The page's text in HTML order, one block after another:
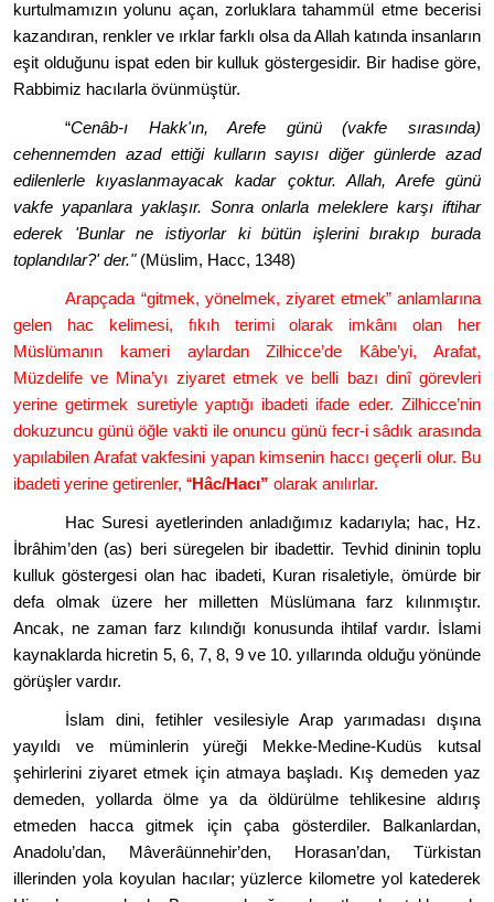
kurtulmamızın yolunu açan, zorluklara tahammül etme becerisi
kazandıran, renkler ve ırklar farklı olsa da Allah katında insanların
eşit olduğunu ispat eden bir kulluk göstergesidir. Bir hadise göre,
Rabbimiz hacılarla övünmüştür.
“Cenâb-ı Hakk'ın, Arefe günü (vakfe sırasında)
cehennemden azad ettiği kulların sayısı diğer günlerde azad
edilenlerle kıyaslanmayacak kadar çoktur. Allah, Arefe günü
vakfe yapanlara yaklaşır. Sonra onlarla meleklere karşı iftihar
ederek 'Bunlar ne istiyorlar ki bütün işlerini bırakıp burada
toplandılar?' der."(Müslim, Hacc, 1348)
Arapçada “gitmek, yönelmek, ziyaret etmek” anlamlarına
gelen hac kelimesi, fıkıh terimi olarak imkânı olan her
Müslümanın kameri aylardan Zilhicce’de Kâbe’yi, Arafat,
Müzdelife ve Mina’yı ziyaret etmek ve belli bazı dinî görevleri
yerine getirmek suretiyle yaptığı ibadeti ifade eder. Zilhicce’nin
dokuzuncu günü öğle vakti ile onuncu günü fecr-i sâdık arasında
yapılabilen Arafat vakfesini yapan kimsenin haccı geçerli olur. Bu
ibadeti yerine getirenler, “Hâc/Hacı” olarak anılırlar.
Hac Suresi ayetlerinden anladığımız kadarıyla; hac, Hz.
İbrâhim’den (as) beri süregelen bir ibadettir. Tevhid dininin toplu
kulluk göstergesi olan hac ibadeti, Kuran risaletiyle, ömürde bir
defa olmak üzere her milletten Müslümana farz kılınmıştır.
Ancak, ne zaman farz kılındığı konusunda ihtilaf vardır. İslami
kaynaklarda hicretin 5, 6, 7, 8, 9 ve 10. yıllarında olduğu yönünde
görüşler vardır.
İslam dini, fetihler vesilesiyle Arap yarımadası dışına
yayıldı ve müminlerin yüreği Mekke-Medine-Kudüs kutsal
şehirlerini ziyaret etmek için atmaya başladı. Kış demeden yaz
demeden, yollardaö lme ya da öldürülme tehlikesine aldırış
etmeden hacca gitmek için çaba gösterdiler. Balkanlardan,
Anadolu’dan, Mâverâünnehir’den, Horasan’dan, Türkistan
illerinden yola koyulan hacılar; yüzlerce kilometre yol katederek